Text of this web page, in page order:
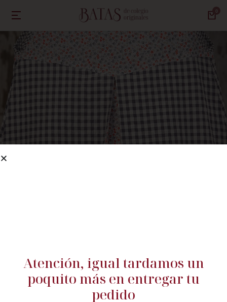
NOSOTRAS
Rebeca García
Atención, igual tardamos un
poquito más en entregar tu
pedido